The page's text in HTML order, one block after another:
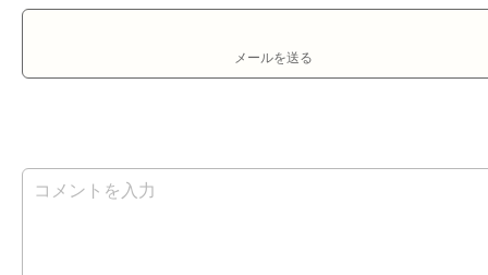
メールを送る